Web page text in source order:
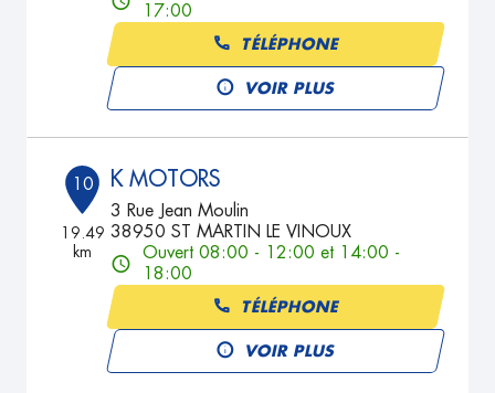
17:00
TÉLÉPHONE
VOIR PLUS
10
19.49
km
K MOTORS
3 Rue Jean Moulin
38950 ST MARTIN LE VINOUX
Ouvert 08:00 - 12:00 et 14:00 -
18:00
TÉLÉPHONE
VOIR PLUS